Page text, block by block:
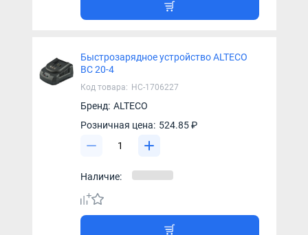
Быстрозарядное устройство ALTECO
BC 20-4
Код товара: НС-1706227
Бренд: ALTECO
Розничная цена: 524.85 ₽
Наличие: